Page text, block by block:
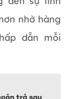
nhờ hàng
dẫn mỗi